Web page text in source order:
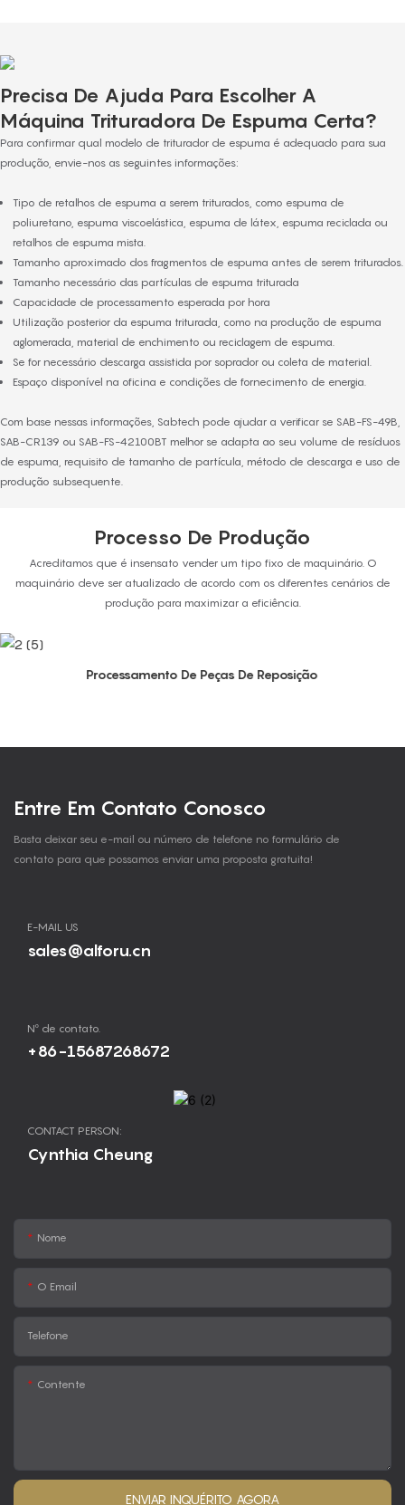
Precisa De Ajuda Para Escolher A
Máquina Trituradora De Espuma Certa?
Para confirmar qual modelo de triturador de espuma é adequado para sua
produção, envie-nos as seguintes informações:
Tipo de retalhos de espuma a serem triturados, como espuma de
poliuretano, espuma viscoelástica, espuma de látex, espuma reciclada ou
retalhos de espuma mista.
Tamanho aproximado dos fragmentos de espuma antes de serem triturados.
Tamanho necessário das partículas de espuma triturada
Capacidade de processamento esperada por hora
Utilização posterior da espuma triturada, como na produção de espuma
aglomerada, material de enchimento ou reciclagem de espuma.
Se for necessário descarga assistida por soprador ou coleta de material.
Espaço disponível na oficina e condições de fornecimento de energia.
Com base nessas informações, Sabtech pode ajudar a verificar se SAB-FS-49B,
SAB-CR139 ou SAB-FS-42100BT melhor se adapta ao seu volume de resíduos
de espuma, requisito de tamanho de partícula, método de descarga e uso de
produção subsequente.
Processo De Produção
Acreditamos que é insensato vender um tipo fixo de maquinário. O
maquinário deve ser atualizado de acordo com os diferentes cenários de
produção para maximizar a eficiência.
Processamento De Peças De Reposição
Entre Em Contato Conosco
Basta deixar seu e-mail ou número de telefone no formulário de
contato para que possamos enviar uma proposta gratuita!
E-MAIL US
sales@alforu.cn
Nº de contato.
+86-15687268672
CONTACT PERSON:
Cynthia Cheung
Nome
O Email
Telefone
Contente
ENVIAR INQUÉRITO AGORA